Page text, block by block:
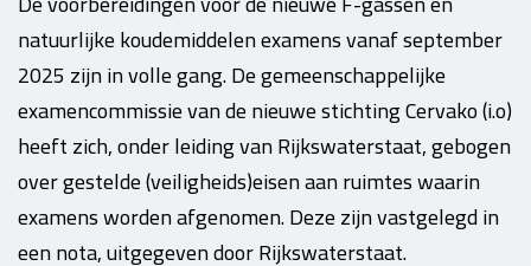
natuurlijke koudemiddelen examens vanaf september
2025 zijn in volle gang. De gemeenschappelijke
examencommissie van de nieuwe stichting Cervako (i.o)
heeft zich, onder leiding van Rijkswaterstaat, gebogen
over gestelde (veiligheids)eisen aan ruimtes waarin
examens worden afgenomen. Deze zijn vastgelegd in
een nota, uitgegeven door Rijkswaterstaat.